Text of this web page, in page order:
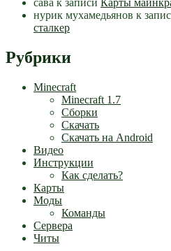
сава к записи Карты
нурик мухамедьянов к
сталкер
Рубрики
Minecraft
Minecraft 1.7
Сборки
Скачать
Скачать на Android
Видео
Инструкции
Как сделать?
Карты
Моды
Команды
Сервера
Читы